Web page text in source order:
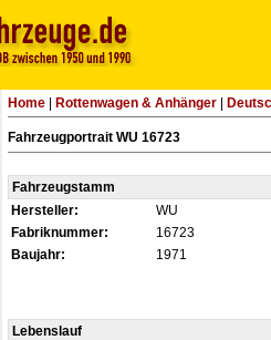
Home Rottenwagen & Anhänger
Fahrzeugportrait WU 16723
Fahrzeugstamm
Hersteller:
WU
Fabriknummer:
16723
Baujahr:
1971
Lebenslauf